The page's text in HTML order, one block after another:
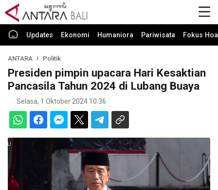
Updates Ekonomi Humaniora Pariwisata Fokus
ANTARA Politik
Presiden pimpin upacara Hari Kesaktian
Pancasila Tahun 2024 di Lubang Buaya
Selasa, 1 Oktober 2024 10:36